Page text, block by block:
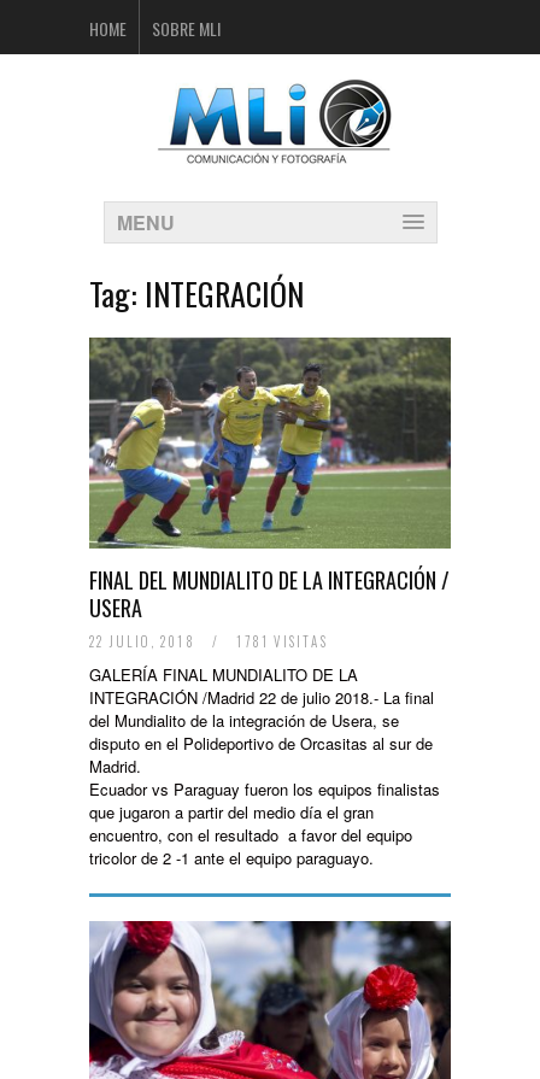
HOME SOBRE MLI
MENU
Tag: INTEGRACIÓN
FINAL DEL MUNDIALITO DE LA INTEGRACIÓN /
USERA
22 JULIO, 2018 / 1781 VISITAS
GALERÍA FINAL MUNDIALITO DE LA
INTEGRACIÓN /Madrid 22 de julio 2018.- La final
del Mundialito de la integración de Usera, se
disputo en el Polideportivo de Orcasitas al sur de
Madrid.
Ecuador vs Paraguay fueron los equipos finalistas
que jugaron a partir del medio día el gran
encuentro, con el resultado a favor del equipo
tricolor de 2 -1 ante el equipo paraguayo.